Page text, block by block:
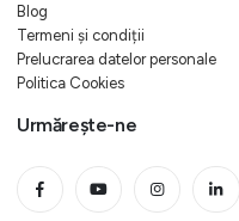
Blog
Termeni și condiții
Prelucrarea datelor personale
Politica Cookies
Urmărește-ne